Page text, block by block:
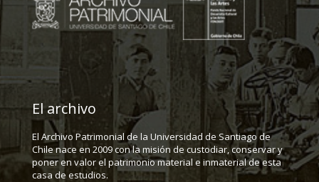
El archivo
El Archivo Patrimonial de la Universidad de Santiago de
Chile nace en 2009 con la misión de custodiar, conservar y
poner en valor el patrimonio material e inmaterial de esta
casa de estudios.